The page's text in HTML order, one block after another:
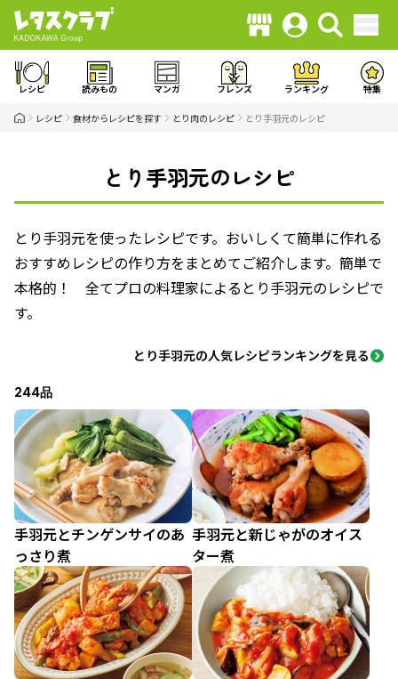
レシピ 読みもの マンガ フレンズ ランキング 特集
レシピ 食材からレシピを探す とり肉のレシピ とり手羽元のレシピ
とり手羽元のレシピ
とり手羽元を使ったレシピです。おいしくて簡単に作れる
おすすめレシピの作り方をまとめてご紹介します。簡単で
本格的！ 全てプロの料理家によるとり手羽元のレシピで
す。
とり手羽元の人気レシピランキングを見る
244品
手羽元とチンゲンサイのあ
っさり煮
手羽元と新じゃがのオイス
ター煮